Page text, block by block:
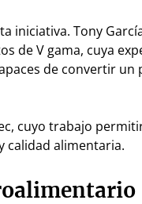
iniciativa. Tony
de V gama, cuya
de convertir un
cuyo trabajo
calidad alimentaria.